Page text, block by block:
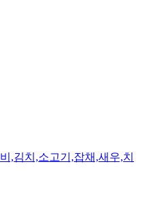
,김치,소고기,잡채,새우,치